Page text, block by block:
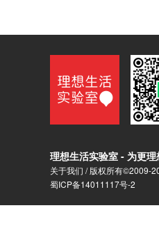
理想生活实验室 - 为更
关于我们 / 版权所有©2009-
蜀ICP备14011117号-2